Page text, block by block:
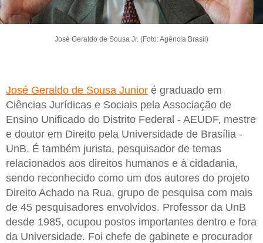
José Geraldo de Sousa Jr. (Foto: Agência Brasil)
José Geraldo de Sousa Junior é graduado em
Ciências Jurídicas e Sociais pela Associação de
Ensino Unificado do Distrito Federal - AEUDF, mestre
e doutor em Direito pela Universidade de Brasília -
UnB. É também jurista, pesquisador de temas
relacionados aos direitos humanos e à cidadania,
sendo reconhecido como um dos autores do projeto
Direito Achado na Rua, grupo de pesquisa com mais
de 45 pesquisadores envolvidos. Professor da UnB
desde 1985, ocupou postos importantes dentro e fora
da Universidade. Foi chefe de gabinete e procurador